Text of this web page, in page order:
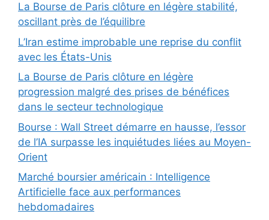
La Bourse de Paris clôture en légère stabilité,
oscillant près de l’équilibre
L’Iran estime improbable une reprise du conflit
avec les États-Unis
La Bourse de Paris clôture en légère
progression malgré des prises de bénéfices
dans le secteur technologique
Bourse : Wall Street démarre en hausse, l’essor
de l’IA surpasse les inquiétudes liées au Moyen-
Orient
Marché boursier américain : Intelligence
Artificielle face aux performances
hebdomadaires